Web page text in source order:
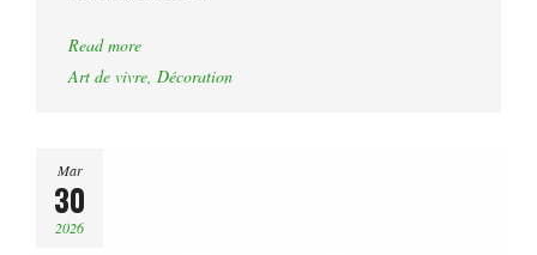
Read more
Art de vivre Décoration
Mar
30
2026